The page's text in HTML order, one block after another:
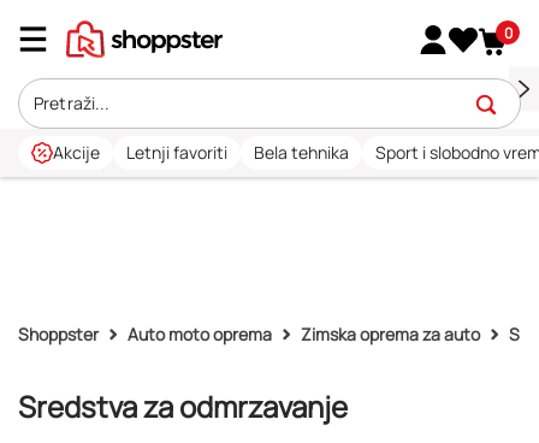
0
Akcije Letnji favoriti Bela tehnika Sport i slobodno
Shoppster Auto moto oprema Zimska oprema za auto
Sredstva za odmrzavanje